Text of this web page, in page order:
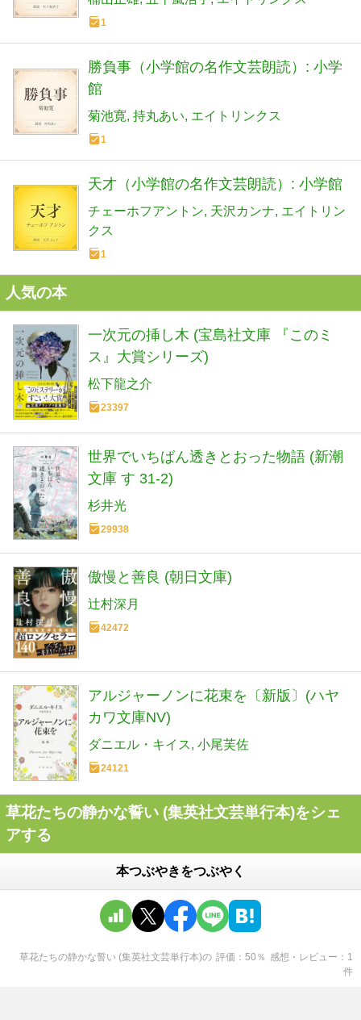
1
勝負事（小学館の名作文芸朗読）: 小学
館
菊池寛 持丸あい エイトリンクス
1
天才（小学館の名作文芸朗読）: 小学館
チェーホフアントン 天沢カンナ エイトリン
クス
1
人気の本
一次元の挿し木 (宝島社文庫 『このミ
ス』大賞シリーズ)
松下龍之介
23397
世界でいちばん透きとおった物語 (新潮
文庫 す 31-2)
杉井光
29938
傲慢と善良 (朝日文庫)
辻村深月
42472
アルジャーノンに花束を〔新版〕(ハヤ
カワ文庫NV)
ダニエル・キイス 小尾芙佐
24121
草花たちの静かな誓い (集英社文芸単行本)をシェ
アする
本つぶやきをつぶやく
草花たちの静かな誓い (集英社文芸単行本)の 評価 50 ％ 感想・レビュー
1
件